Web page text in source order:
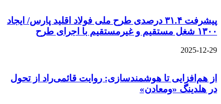
پیشرفت ۳۱.۴ درصدی طرح ملی فولاد اقلید پارس/ ایجاد
۱۳۰۰ شغل مستقیم و غیرمستقیم با اجرای طرح
2025-12-29
از هم‌افزایی تا هوشمندسازی: روایت قائمی‌راد از تحول
در هلدینگ «ومعادن»